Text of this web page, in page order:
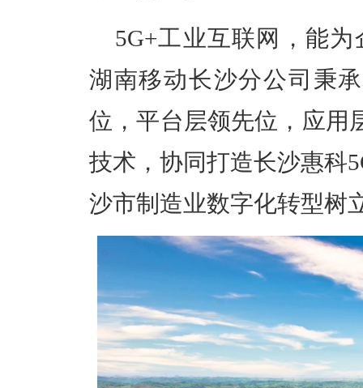
5G+工业互联网，能
湖南移动长沙分公司 秉承
位，平台层领先位，应用
技术，协同打造长沙惠科
沙市制造业数字化转型树